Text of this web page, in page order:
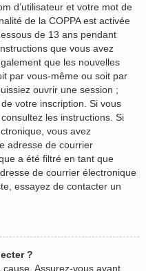
d’utilisateur et votre mot de
de la COPPA est activée
de 13 ans pendant
que vous avez
que les nouvelles
par vous-même ou soit par
ouvrir une session ;
votre inscription. Si vous
les instructions. Si
vous avez
adresse de courrier
a été filtré en tant que
de courrier électronique
essayez de contacter un
?
Assurez-vous avant